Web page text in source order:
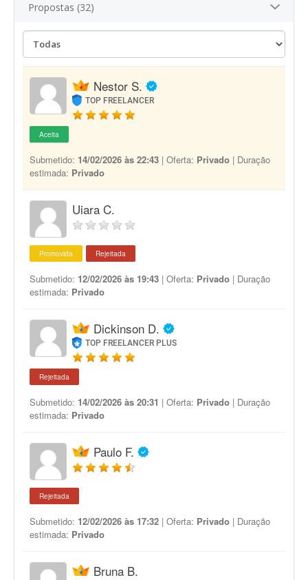
Propostas (32)
Nestor S.
TOP FREELANCER
Aceita
Submetido: 14/02/2026 às 22:43 | Oferta: Privado | Duração
estimada: Privado
Uiara C.
Promovida Rejeitada
Submetido: 12/02/2026 às 19:43 | Oferta: Privado | Duração
estimada: Privado
Dickinson D.
TOP FREELANCER PLUS
Rejeitada
Submetido: 14/02/2026 às 20:31 | Oferta: Privado | Duração
estimada: Privado
Paulo F.
Rejeitada
Submetido: 12/02/2026 às 17:32 | Oferta: Privado | Duração
estimada: Privado
Bruna B.